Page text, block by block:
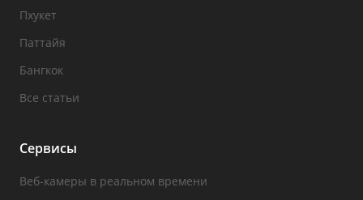
Пхукет
Паттайя
Бангкок
Все статьи
Сервисы
Веб-камеры в реальном времени